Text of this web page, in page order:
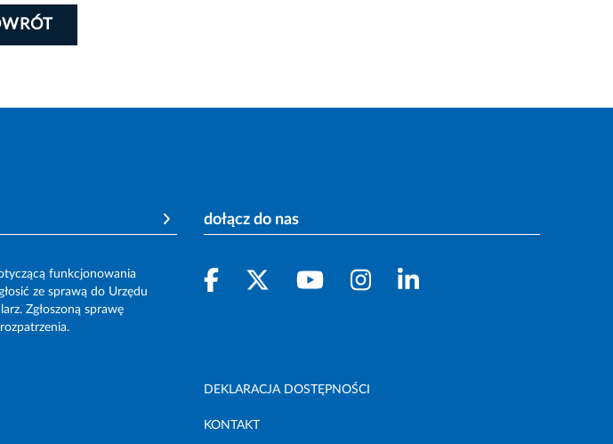
funkcjonowania
ze sprawą do Urzędu
Zgłoszoną sprawę
dołącz do nas
DEKLARACJA DOSTĘPNOŚCI
KONTAKT